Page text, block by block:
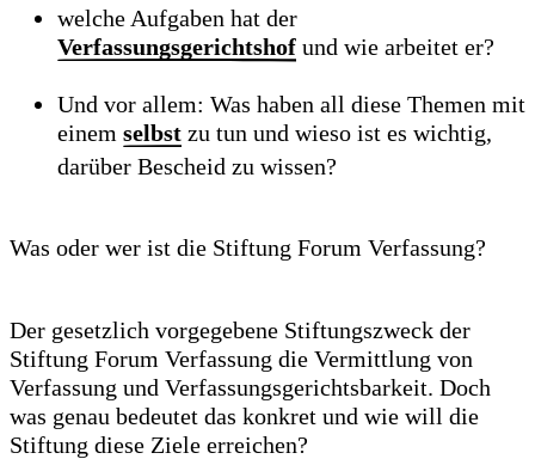
welche Aufgaben hat der
Verfassungsgerichtshof und wie arbeitet er?
Und vor allem: Was haben all diese Themen mit
einem selbst zu tun und wieso ist es wichtig,
darüber Bescheid zu wissen?
Was oder wer ist die Stiftung Forum Verfassung?
Der gesetzlich vorgegebene Stiftungszweck der
Stiftung Forum Verfassung die Vermittlung von
Verfassung und Verfassungsgerichtsbarkeit. Doch
was genau bedeutet das konkret und wie will die
Stiftung diese Ziele erreichen?